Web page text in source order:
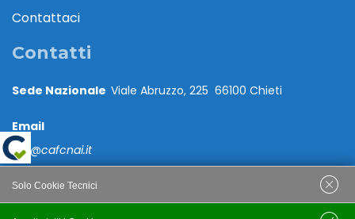
Contattaci
Contatti
Sede Nazionale Viale Abruzzo, 225 66100 Chieti
Email
caf@cafcnai.it
Posta Certificata
Solo Cookie Tecnici